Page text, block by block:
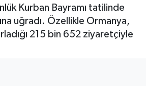
Kurban Bayramı tatilinde
uğradı. Özellikle Ormanya,
215 bin 652 ziyaretçiyle